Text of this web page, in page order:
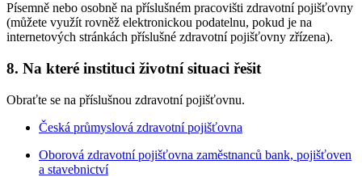
Písemně nebo osobně na příslušném pracovišti zdravotní pojišťovny
(můžete využít rovněž elektronickou podatelnu, pokud je na
internetových stránkách příslušné zdravotní pojišťovny zřízena).
8. Na které instituci životní situaci řešit
Obraťte se na příslušnou zdravotní pojišťovnu.
Česká průmyslová zdravotní pojišťovna
Oborová zdravotní pojišťovna zaměstnanců bank, pojišťoven
a stavebnictví